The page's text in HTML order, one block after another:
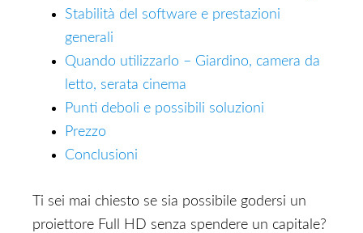
Stabilità del software e prestazioni
generali
Quando utilizzarlo – Giardino, camera da
letto, serata cinema
Punti deboli e possibili soluzioni
Prezzo
Conclusioni
Ti sei mai chiesto se sia possibile godersi un
proiettore Full HD senza spendere un capitale?